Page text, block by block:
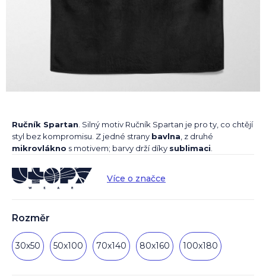
Rozměr
30x50 50x100 70x140 80x160 100x180
Ručník Spartan. Silný motiv Ručník Spartan je pro ty, co chtějí
styl bez kompromisu. Z jedné strany bavlna, z druhé
mikrovlákno s motivem; barvy drží díky sublimaci.
Více o značce